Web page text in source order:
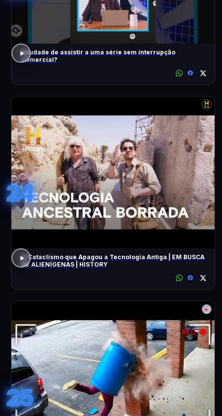
Saudade de assistir a uma série sem interrupção
comercial?
24
O Cataclismo que Apagou a Tecnologia Antiga | EM BUSCA
DE ALIENÍGENAS | HISTORY
25